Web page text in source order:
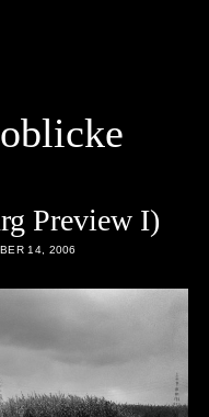
flickr
Preview I)
14, 2006